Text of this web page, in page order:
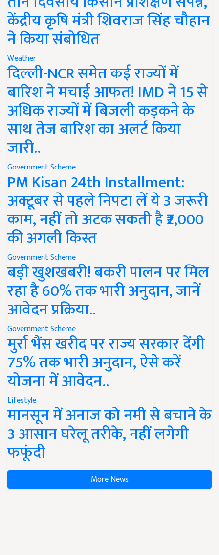
केंद्रीय कृषि मंत्री शिवराज सिंह चौहान
ने किया संबोधित
Weather
दिल्ली-NCR समेत कई राज्यों में
बारिश ने मचाई आफत! IMD ने 15 से
अधिक राज्यों में बिजली कड़कने के
साथ तेज बारिश का अलर्ट किया
जारी..
Government Scheme
PM Kisan 24th Installment:
अक्टूबर से पहले निपटा लें ये 3 जरूरी
काम, नहीं तो अटक सकती है ₹2,000
की अगली किस्त
Government Scheme
बड़ी खुशखबरी! बकरी पालन पर मिल
रहा है 60% तक भारी अनुदान, जानें
आवेदन प्रक्रिया..
Government Scheme
मुर्रा भैंस खरीद पर राज्य सरकार देंगी
75% तक भारी अनुदान, ऐसे करें
योजना में आवेदन..
Lifestyle
मानसून में अनाज को नमी से बचाने के
3 आसान घरेलू तरीके, नहीं लगेगी
फफूंदी
More News